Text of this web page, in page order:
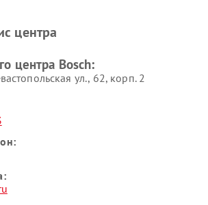
Ремонт морозильных камер
центра
центра Bosch:
ул., 62, корп. 2